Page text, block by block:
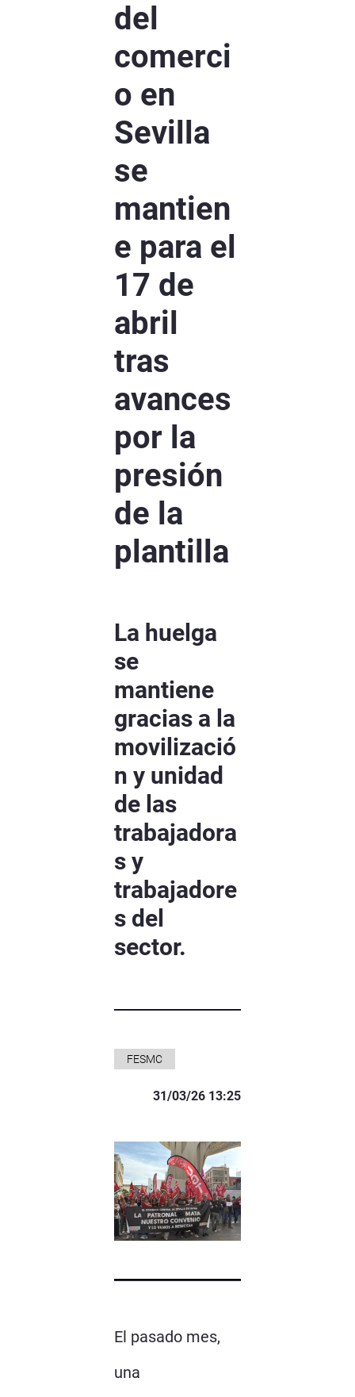
del
comerci
o en
Sevilla
se
mantien
e para el
17 de
abril
tras
avances
por la
presión
de la
plantilla
La huelga
se
mantiene
gracias a la
movilizació
n y unidad
de las
trabajadora
s y
trabajadore
s del
sector.
FESMC
31/03/26 13:25
El pasado mes,
una